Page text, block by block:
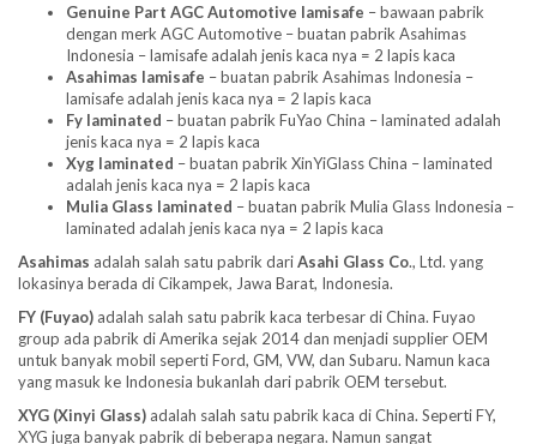
Genuine Part AGC Automotive lamisafe – bawaan pabrik
dengan merk AGC Automotive – buatan pabrik Asahimas
Indonesia – lamisafe adalah jenis kaca nya = 2 lapis kaca
Asahimas lamisafe – buatan pabrik Asahimas Indonesia –
lamisafe adalah jenis kaca nya = 2 lapis kaca
Fy laminated – buatan pabrik FuYao China – laminated adalah
jenis kaca nya = 2 lapis kaca
Xyg laminated – buatan pabrik XinYiGlass China – laminated
adalah jenis kaca nya = 2 lapis kaca
Mulia Glass laminated – buatan pabrik Mulia Glass Indonesia –
laminated adalah jenis kaca nya = 2 lapis kaca
Asahimas adalah salah satu pabrik dariAsahi Glass Co., Ltd. yang
lokasinya berada di Cikampek, Jawa Barat, Indonesia.
FY (Fuyao) adalah salah satu pabrik kaca terbesar di China. Fuyao
group ada pabrik di Amerika sejak 2014 dan menjadi supplier OEM
untuk banyak mobil seperti Ford, GM, VW, dan Subaru. Namun kaca
yang masuk ke Indonesia bukanlah dari pabrik OEM tersebut.
XYG (Xinyi Glass) adalah salah satu pabrik kaca di China. Seperti FY,
XYG juga banyak pabrik di beberapa negara. Namun sangat